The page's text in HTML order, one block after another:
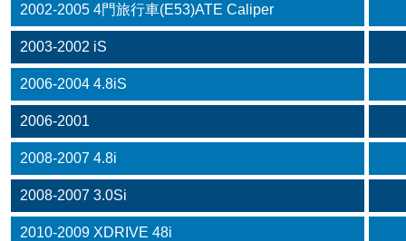
2002-2005 4門旅行車(E53)ATE Caliper
2003-2002 iS
2006-2004 4.8iS
2006-2001
2008-2007 4.8i
2008-2007 3.0Si
2010-2009 XDRIVE 48i